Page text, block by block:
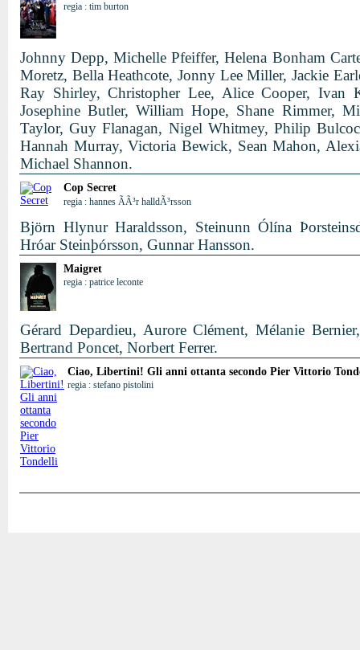
regia : tim burton
Johnny Depp, Michelle Pfeiffer, Helena Bonham
Moretz, Bella Heathcote, Jonny Lee Miller, Jackie
Ray Shirley, Christopher Lee, Alice Cooper, Ivan
Josephine Butler, William Hope, Shane Rimmer,
Taylor, Guy Flanagan, Nigel Whitmey, Philip
Hannah Murray, Victoria Bewick, Sean Mahon,
Michael Shannon.
Cop Secret
regia : hannes ÃÃ³r halldÃ³rsson
Björn Hlynur Haraldsson, Steinunn Ólína
Hróar Steinþórsson, Gunnar Hansson.
Maigret
regia : patrice leconte
Gérard Depardieu, Aurore Clément, Mélanie
Bertrand Poncet, Norbert Ferrer.
Ciao, Libertini! Gli anni ottanta secondo Pier Vittorio
regia : stefano pistolini